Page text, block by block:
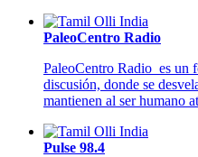
PaleoCentro Radio
PaleoCentro Radio es un
discusión, donde se
mantienen al ser humano
Pulse 98.4